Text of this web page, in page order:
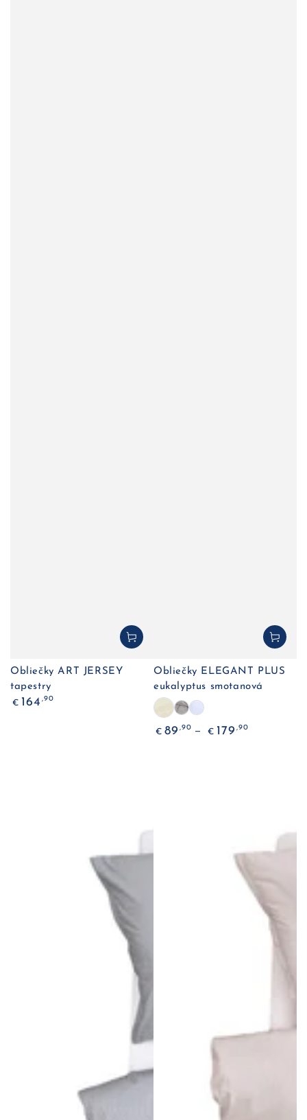
Obliečky ART JERSEY
tapestry
Bežná
€ 164 ,90
Obliečky ELEGANT PLUS
eukalyptus smotanová
Bežná
€ 89 ,90
€ 179 ,90